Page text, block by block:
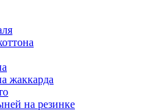
жаккарда
на резинке